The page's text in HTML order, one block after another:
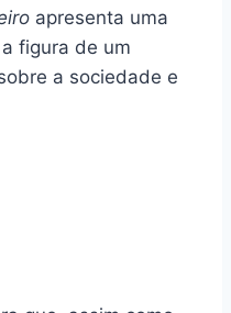
apresenta uma
figura de um
a sociedade e